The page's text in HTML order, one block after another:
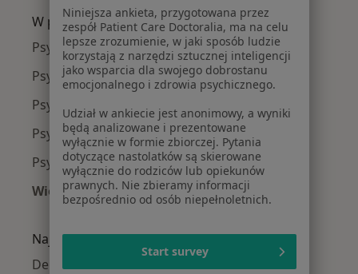
W pobliżu Stargard
Psycholodzy w Szczecinie
Psycholodzy w Goleniowie
Psycholodzy w Gryfinie
Psycholodzy w
Psycholodzy w Barlinku
Więcej (8)
Więcej w kategorii: W pobliżu Stargard
Najczęście leczone choroby
Depresja w Stargardzie
Niniejsza ankieta, przygotowana przez
zespół Patient Care Doctoralia, ma na celu
lepsze zrozumienie, w jaki sposób ludzie
korzystają z narzędzi sztucznej inteligencji
jako wsparcia dla swojego dobrostanu
emocjonalnego i zdrowia psychicznego.
Udział w ankiecie jest anonimowy, a wyniki
będą analizowane i prezentowane
wyłącznie w formie zbiorczej. Pytania
dotyczące nastolatków są skierowane
wyłącznie do rodziców lub opiekunów
prawnych. Nie zbieramy informacji
bezpośrednio od osób niepełnoletnich.
Start survey